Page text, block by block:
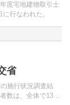
度宅地建物取引士
行なわれた。
省
施行状況調査結
数は、全体で13万